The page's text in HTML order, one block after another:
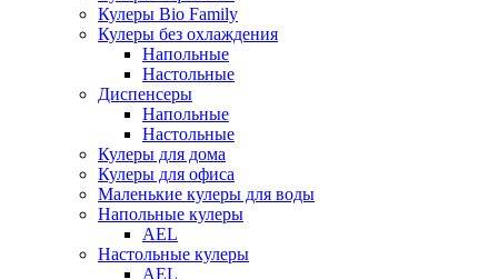
Кулеры Bio Family
Кулеры без охлаждения
Напольные
Настольные
Диспенсеры
Напольные
Настольные
Кулеры для дома
Кулеры для офиса
Маленькие кулеры для воды
Напольные кулеры
AEL
Настольные кулеры
AEL